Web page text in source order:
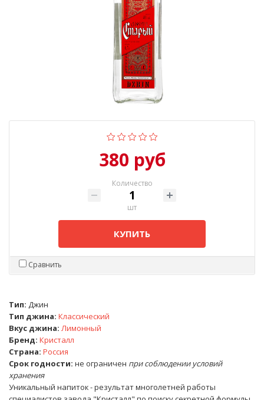
380 руб
Количество
шт
КУПИТЬ
Сравнить
Тип: Джин
Тип джина: Классический
Вкус джина: Лимонный
Бренд: Кристалл
Страна: Россия
Срок годности: не ограничен при соблюдении условий
хранения
Уникальный напиток - результат многолетней работы